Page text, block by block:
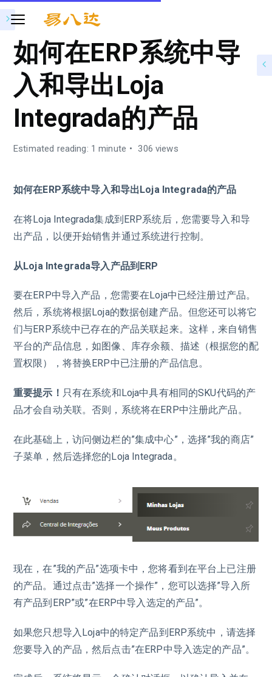
如何在ERP系统中导
入和导出Loja
Integrada的产品
Estimated reading: 1 minute 306 views
如何在ERP系统中导入和导出Loja Integrada的产品
在将Loja Integrada集成到ERP系统后，您需要导入和导
出产品，以便开始销售并通过系统进行控制。
从Loja Integrada导入产品到ERP
要在ERP中导入产品，您需要在Loja中已经注册过产品。
然后，系统将根据Loja的数据创建产品。但您还可以将它
们与ERP系统中已存在的产品关联起来。这样，来自销售
平台的产品信息，如图像、库存余额、描述（根据您的配
置权限），将替换ERP中已注册的产品信息。
重要提示！ 只有在系统和Loja中具有相同的SKU代码的产
品才会自动关联。否则，系统将在ERP中注册此产品。
在此基础上，访问侧边栏的”集成中心”，选择”我的商店”
子菜单，然后选择您的Loja Integrada。
现在，在”我的产品”选项卡中，您将看到在平台上已注册
的产品。通过点击”选择一个操作”，您可以选择”导入所
有产品到ERP”或”在ERP中导入选定的产品”。
如果您只想导入Loja中的特定产品到ERP系统中，请选择
您要导入的产品，然后点击”在ERP中导入选定的产品”。